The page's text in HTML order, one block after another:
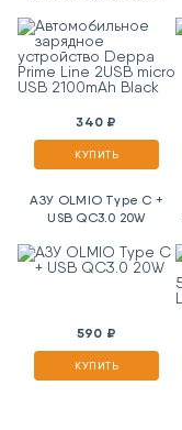
micro USB 2100mAh
Black
340 ₽
КУПИТЬ
АЗУ OLMIO Type C +
USB QC3.0 20W
590 ₽
КУПИТЬ